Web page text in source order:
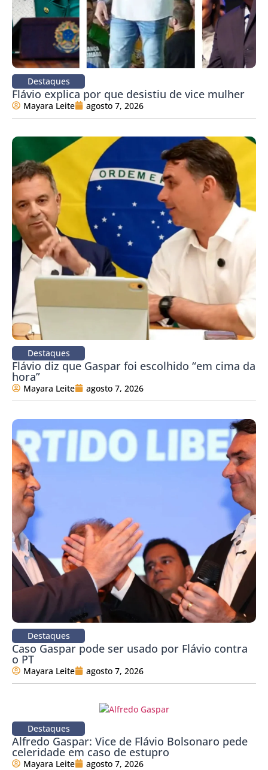
Destaques
Flávio explica por que desistiu de vice mulher
Mayara Leite agosto 7, 2026
Destaques
Flávio diz que Gaspar foi escolhido “em cima da
hora”
Mayara Leite agosto 7, 2026
Destaques
Caso Gaspar pode ser usado por Flávio contra
o PT
Mayara Leite agosto 7, 2026
Destaques
Alfredo Gaspar: Vice de Flávio Bolsonaro pede
celeridade em caso de estupro
Mayara Leite agosto 7, 2026